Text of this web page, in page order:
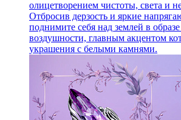
олицетворением чистоты, света и
Отбросив дерзость и яркие
поднимите себя над землей в
воздушности, главным акцентом
украшения с белыми камнями.